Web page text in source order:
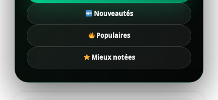
Nouveautés
Populaires
Mieux notées